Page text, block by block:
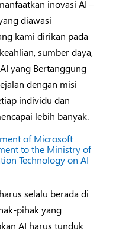
inovasi AI –
diawasi
kami dirikan pada
sumber daya,
yang Bertanggung
dengan misi
individu dan
lebih banyak.
selalu berada di
pihak yang
AI harus tunduk